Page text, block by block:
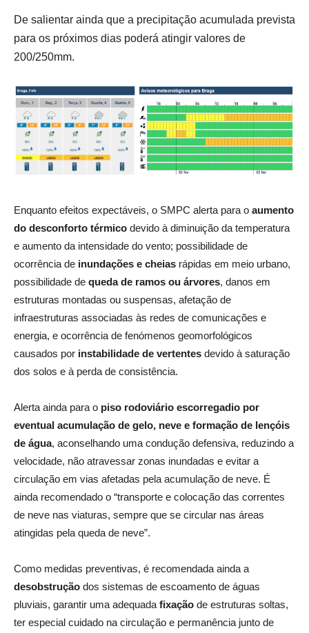
De salientar ainda que a precipitação acumulada prevista
para os próximos dias poderá atingir valores de
200/250mm.
Enquanto efeitos expectáveis, o SMPC alerta para o aumento
do desconforto térmico devido à diminuição da temperatura
e aumento da intensidade do vento; possibilidade de
ocorrência de inundações e cheias rápidas em meio urbano,
possibilidade de queda de ramos ou árvores, danos em
estruturas montadas ou suspensas, afetação de
infraestruturas associadas às redes de comunicações e
energia, e ocorrência de fenómenos geomorfológicos
causados por instabilidade de vertentes devido à saturação
dos solos e à perda de consistência.
Alerta ainda para o piso rodoviário escorregadio por
eventual acumulação de gelo, neve e formação de lençóis
de água, aconselhando uma condução defensiva, reduzindo a
velocidade, não atravessar zonas inundadas e evitar a
circulação em vias afetadas pela acumulação de neve. É
ainda recomendado o “transporte e colocação das correntes
de neve nas viaturas, sempre que se circular nas áreas
atingidas pela queda de neve”.
Como medidas preventivas, é recomendada ainda a
desobstrução dos sistemas de escoamento de águas
pluviais, garantir uma adequada fixação de estruturas soltas,
ter especial cuidado na circulação e permanência junto de